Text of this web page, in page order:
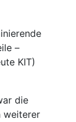
–
KIT)
die
weiterer